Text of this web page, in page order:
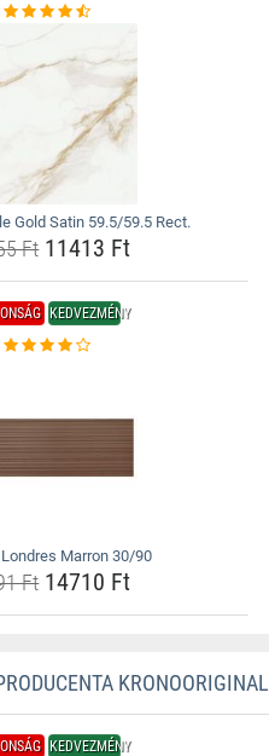
Gold Satin 59.5/59.5 Rect.
Ft11413 Ft
KEDVEZMÉNY
Marron 30/90
Ft14710 Ft
KRONOORIGINAL
KEDVEZMÉNY